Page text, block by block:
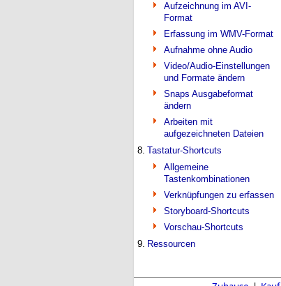
Aufzeichnung im AVI-
Format
Erfassung im WMV-Format
Aufnahme ohne Audio
Video/Audio-Einstellungen
und Formate ändern
Snaps Ausgabeformat
ändern
Arbeiten mit
aufgezeichneten Dateien
8. Tastatur-Shortcuts
Allgemeine
Tastenkombinationen
Verknüpfungen zu erfassen
Storyboard-Shortcuts
Vorschau-Shortcuts
9. Ressourcen